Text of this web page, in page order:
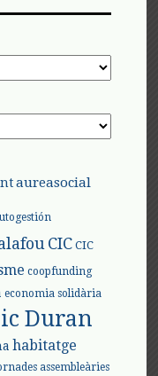
aureasocial
CIC CIC
coopfunding
economia solidària
Duran
habitatge
assembleàries